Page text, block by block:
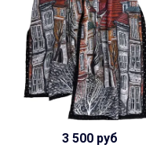
3 500 руб